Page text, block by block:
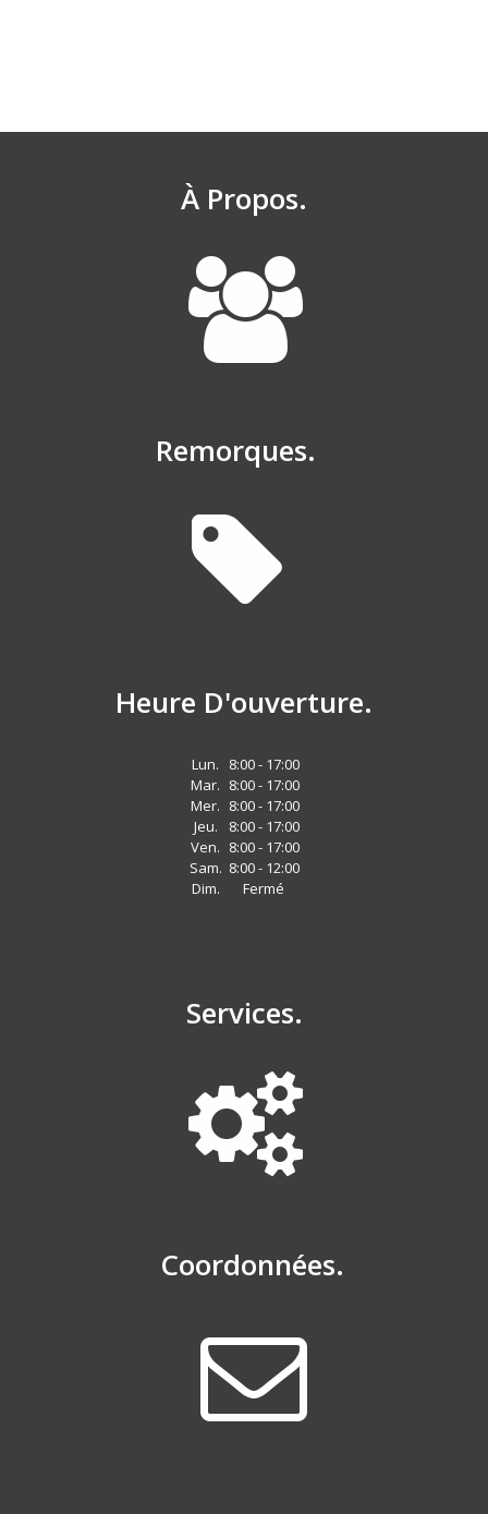
À Propos.
Remorques.
Heure D'ouverture.
Lun.
8:00 - 17:00
Mar. 8:00 - 17:00
Mer. 8:00 - 17:00
Jeu.
8:00 - 17:00
Ven. 8:00 - 17:00
Sam. 8:00 - 12:00
Dim.
Fermé
Services.
Coordonnées.